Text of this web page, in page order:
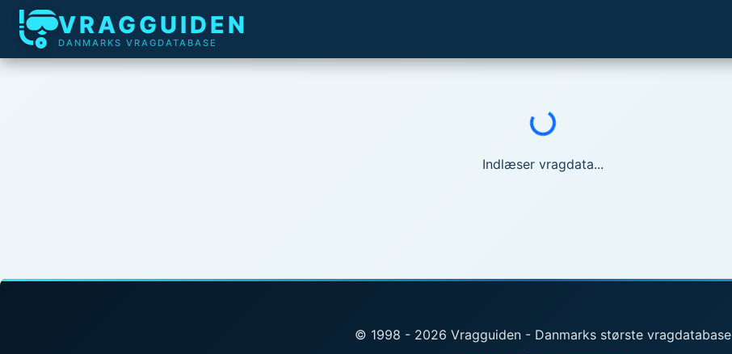
VRAGGUIDEN
DANMARKS VRAGDATABASE
Indlæser...
Indlæser vragdata...
© 1998 - 2026 Vragguiden - Danmarks største vragdatabase